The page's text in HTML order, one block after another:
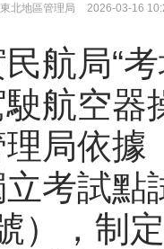
北地區管理局 2026-03-16
航局“
航空
局依據
考試點
），制